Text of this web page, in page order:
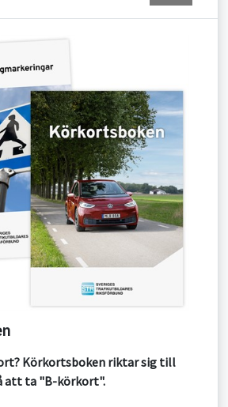
Körkortsboken riktar sig till
att ta "B-körkort".